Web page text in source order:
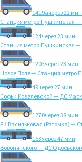
1419ачерез 22 мин
Станция метро Пушкинская
124через 23 мин
Станция метро Пушкинская
1203через 23 мин
Новое Поле — Станция метро
49через 27 мин
Софьи Ковалевской — ДС
1270через 38 мин
РК Васильковая (Ратомка) —
163через 47 мин
Воронянского — ДС